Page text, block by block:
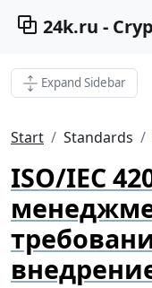
24k.ru -
Expand Sidebar
Start Standards
ISO/IEC